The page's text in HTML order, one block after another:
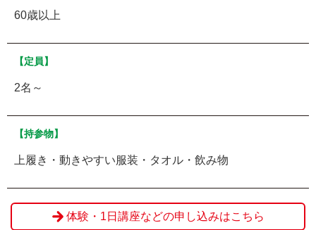
60歳以上
【定員】
2名～
【持参物】
上履き・動きやすい服装・タオル・飲み物
体験・1日講座などの申し込みはこちら